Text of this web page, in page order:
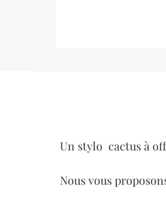
Un stylo cactus à
Nous vous